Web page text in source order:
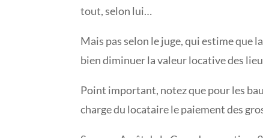
tout, selon lui…
Mais pas selon le juge, qui estime que
bien diminuer la valeur locative des
Point important, notez que pour les
charge du locataire le paiement des